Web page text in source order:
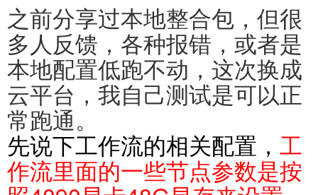
之前分享过本地整合包，但很
多人反馈，各种报错，或者是
本地配置低跑不动，这次换成
云平台，我自己测试是可以正
常跑通。
先说下工作流的相关配置， 工
作流里面的一些节点参数是按